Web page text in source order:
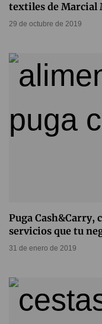
textiles de Marcial
29 de octubre de 2019
Puga Cash&Carry,
servicios que tu
31 de enero de 2019